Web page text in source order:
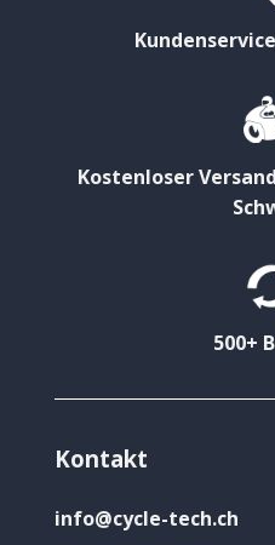
Kostenloser
500+
Kontakt
info@cycle-tech.ch